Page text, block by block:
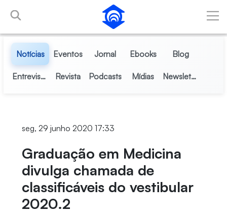
Pular para o Conteúdo principal
Notícias Eventos Jornal Ebooks Blog
Entrevistas Revista Podcasts Mídias Newsletter
seg, 29 junho 2020 17:33
Graduação em Medicina
divulga chamada de
classificáveis do vestibular
2020.2